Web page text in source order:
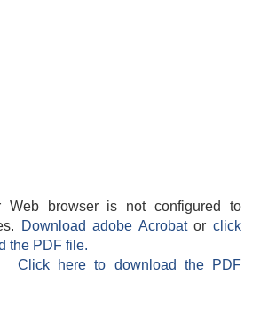
Web browser is not configured to
Download adobe Acrobatorclick
the PDF file.
Click here to download the PDF